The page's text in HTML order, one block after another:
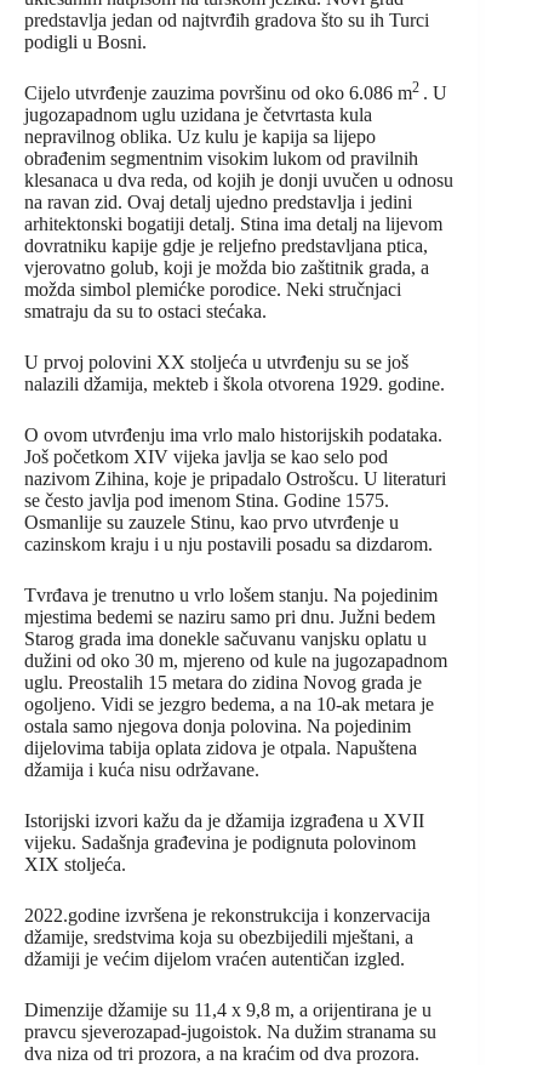
predstavlja jedan od najtvrđih gradova što su ih Turci
podigli u Bosni.
Cijelo utvrđenje zauzima površinu od oko 6.086 m2 . U
jugozapadnom uglu uzidana je četvrtasta kula
nepravilnog oblika. Uz kulu je kapija sa lijepo
obrađenim segmentnim visokim lukom od pravilnih
klesanaca u dva reda, od kojih je donji uvučen u odnosu
na ravan zid. Ovaj detalj ujedno predstavlja i jedini
arhitektonski bogatiji detalj. Stina ima detalj na lijevom
dovratniku kapije gdje je reljefno predstavljana ptica,
vjerovatno golub, koji je možda bio zaštitnik grada, a
možda simbol plemićke porodice. Neki stručnjaci
smatraju da su to ostaci stećaka.
U prvoj polovini XX stoljeća u utvrđenju su se još
nalazili džamija, mekteb i škola otvorena 1929. godine.
O ovom utvrđenju ima vrlo malo historijskih podataka.
Još početkom XIV vijeka javlja se kao selo pod
nazivom Zihina, koje je pripadalo Ostrošcu. U literaturi
se često javlja pod imenom Stina. Godine 1575.
Osmanlije su zauzele Stinu, kao prvo utvrđenje u
cazinskom kraju i u nju postavili posadu sa dizdarom.
Tvrđava je trenutno u vrlo lošem stanju. Na pojedinim
mjestima bedemi se naziru samo pri dnu. Južni bedem
Starog grada ima donekle sačuvanu vanjsku oplatu u
dužini od oko 30 m, mjereno od kule na jugozapadnom
uglu. Preostalih 15 metara do zidina Novog grada je
ogoljeno. Vidi se jezgro bedema, a na 10-ak metara je
ostala samo njegova donja polovina. Na pojedinim
dijelovima tabija oplata zidova je otpala. Napuštena
džamija i kuća nisu održavane.
Istorijski izvori kažu da je džamija izgrađena u XVII
vijeku. Sadašnja građevina je podignuta polovinom
XIX stoljeća.
2022.godine izvršena je rekonstrukcija i konzervacija
džamije, sredstvima koja su obezbijedili mještani, a
džamiji je većim dijelom vraćen autentičan izgled.
Dimenzije džamije su 11,4 x 9,8 m, a orijentirana je u
pravcu sjeverozapad-jugoistok. Na dužim stranama su
dva niza od tri prozora, a na kraćim od dva prozora.